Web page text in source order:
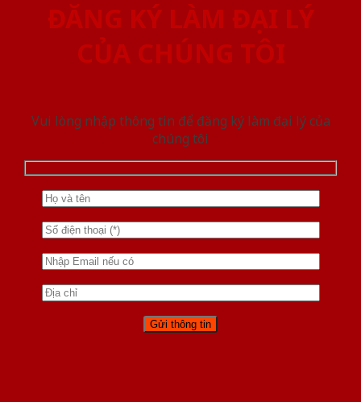
ĐĂNG KÝ LÀM ĐẠI LÝ
CỦA CHÚNG TÔI
Vui lòng nhập thông tin để đăng ký làm đại lý của
chúng tôi